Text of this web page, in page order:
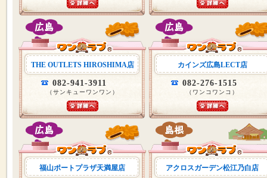
THE OUTLETS HIROSHIMA店
082-941-3911
（サンキューワンワン）
カインズ広島LECT店
082-276-1515
（ワンコワンコ）
福山ポートプラザ天満屋店 アクロスガーデン松江乃白店